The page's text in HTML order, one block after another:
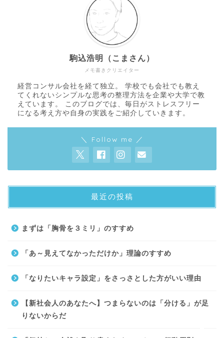
メモ書きクリエイター
駒込浩明（こまさん）
経営コンサル会社を経て独立。 学校でも会社でも教え
てくれないシンプルな思考の整理方法を企業や大学で教
えています。 このブログでは、毎日がストレスフリー
になる考え方や自身の実践をご紹介していきます。
＼ Follow me ／
最近の投稿
まずは「胸骨を３ミリ」のすすめ
「あ～見えてなかっただけか」理論のすすめ
「なりたいキャラ設定」をさっさとした方がいい理由
【新社会人のあなたへ】つまらないのは「分ける」が足
りないからだ
サイトマップ
プライバシーポリシー